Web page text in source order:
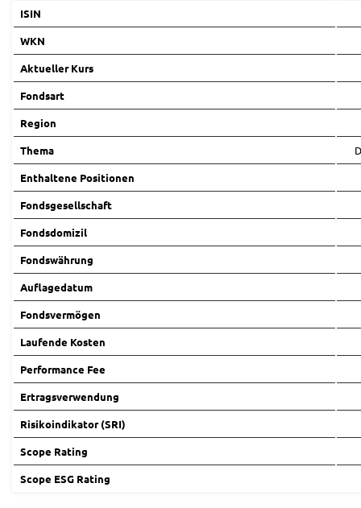
ISIN
WKN
Aktueller Kurs
Fondsart
Region
Thema
Enthaltene Positionen
Fondsgesellschaft
Fondsdomizil
Fondswährung
Auflagedatum
Fondsvermögen
Laufende Kosten
Performance Fee
Ertragsverwendung
Risikoindikator (SRI)
Scope Rating
Scope ESG Rating